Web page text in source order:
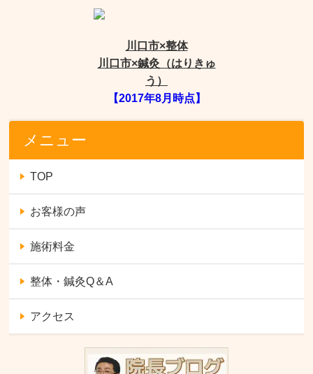
川口市×整体
川口市×鍼灸（はりきゅ
う）
【2017年8月時点】
メニュー
TOP
お客様の声
施術料金
整体・鍼灸Q＆A
アクセス